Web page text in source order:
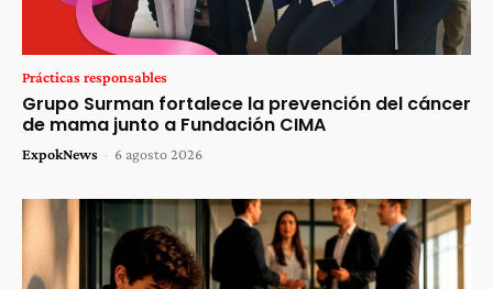
Prácticas responsables
Grupo Surman fortalece la prevención del cáncer
de mama junto a Fundación CIMA
ExpokNews - 6 agosto 2026